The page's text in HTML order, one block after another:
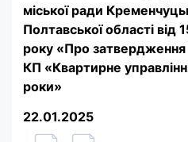
міської ради
Полтавської області
року «Про
КП «Квартирне
роки»
22.01.2025